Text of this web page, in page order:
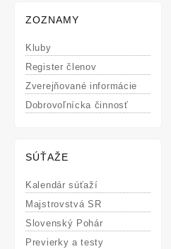
ZOZNAMY
Kluby
Register členov
Zverejňované informácie
Dobrovoľnícka činnosť
SÚŤAŽE
Kalendár súťaží
Majstrovstvá SR
Slovenský Pohár
Previerky a testy